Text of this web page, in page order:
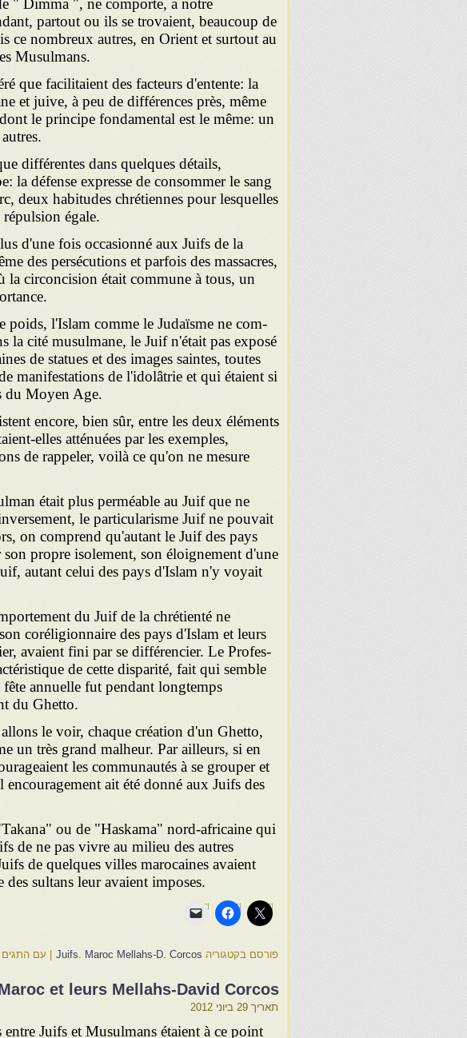
" Dimma ", ne comporte, a notre
partout ou ils se trovaient, beaucoup de
ce nombreux autres, en Orient et surtout au
Musul­mans.
que facilitaient des fac­teurs d'entente: la
et juive, à peu de différences près, même
le principe fondamental est le même: un
différentes dans quelques détails,
la défense expresse de consommer le sang
deux habitudes chrétiennes pour lesquelles
égale.
d'une fois occasionné aux Juifs de la
des persécutions et parfois des massacres,
la circoncision était commune à tous, un
poids, l'Islam comme le Judaïsme ne com­
la cité musulmane, le Juif n'était pas exposé
de statues et des images saintes, toutes
manifestations de l'idolâtrie et qui étaient si
du Moyen Age.
encore, bien sûr, entre les deux éléments
elles atténuées par les exemples,
de rappeler, voilà ce qu'on ne mesure
était plus perméable au Juif que ne
le particularisme Juif ne pouvait
on comprend qu'autant le Juif des pays
son propre isolement, son éloignement d'une
autant celui des pays d'Islam n'y voyait
du Juif de la chrétienté ne
coréligionnaire des pays d'Islam et leurs
avaient fini par se différencier. Le Profes­
de cette disparité, fait qui semble
annuelle fut pendant longtemps
du Ghetto.
le voir, chaque création d'un Ghetto,
un très grand malheur. Par ailleurs, si en
les communautés à se grouper et
ait été donné aux Juifs des
ou de "Haskama" nord-africaine qui
de ne pas vivre au milieu des autres
de quelques villes marocaines avaient
des sultans leur avaient imposes.
פורסם בקטגוריה Juifs. Maroc Mellahs-D. Corcos עם התגים
et leurs Mellahs-David Corcos
תאריך 29 ביוני 2012
Juifs et Musulmans étaient à ce point